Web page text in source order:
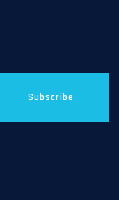
Subscribe